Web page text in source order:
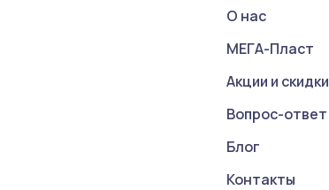
О нас
МЕГА-Пласт
Акции и скидки
Вопрос-ответ
Блог
Контакты